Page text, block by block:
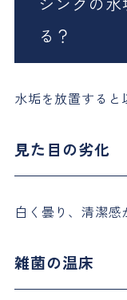
る？
水垢を放置すると
見た目の劣化
白く曇り、清潔感
雑菌の温床